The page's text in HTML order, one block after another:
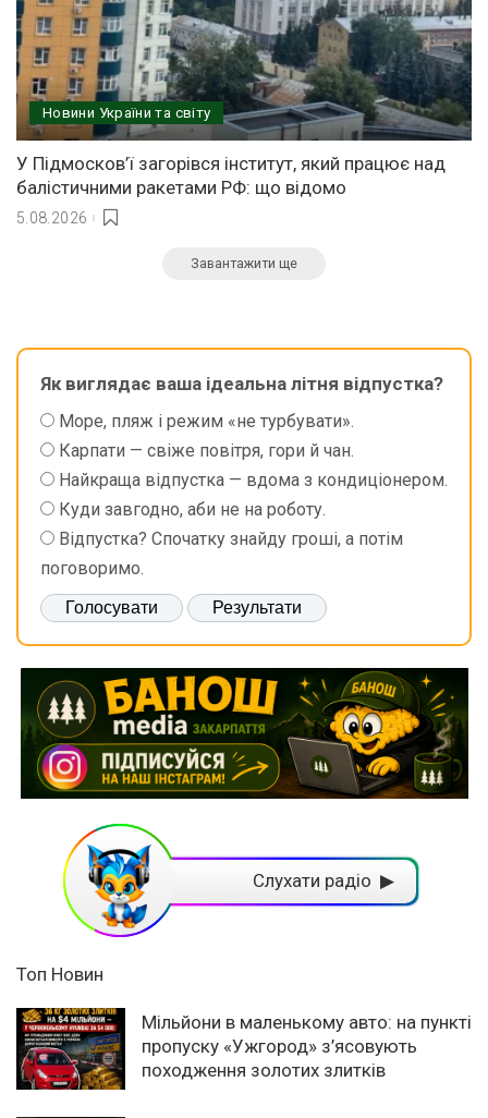
Новини України та світу
У Підмосков’ї загорівся інститут, який працює над
балістичними ракетами РФ: що відомо
5.08.2026
Завантажити ще
Як виглядає ваша ідеальна літня відпустка?
Море, пляж і режим «не турбувати».
Карпати — свіже повітря, гори й чан.
Найкраща відпустка — вдома з кондиціонером.
Куди завгодно, аби не на роботу.
Відпустка? Спочатку знайду гроші, а потім
поговоримо.
Слухати радіо ▶
Топ Новин
Мільйони в маленькому авто: на пункті
пропуску «Ужгород» з’ясовують
походження золотих злитків